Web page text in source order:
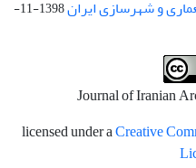
و شهرسازی ایران
1398-11-
Journal of Iranian
licensed under aCreative